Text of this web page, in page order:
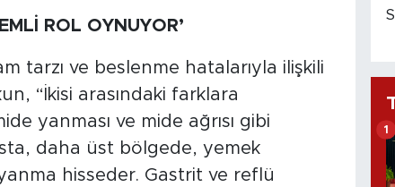
ROL OYNUYOR’
tarzı ve beslenme hatalarıyla ilişkili
“İkisi arasındaki farklara
yanması ve mide ağrısı gibi
daha üst bölgede, yemek
hisseder. Gastrit ve reflü
1